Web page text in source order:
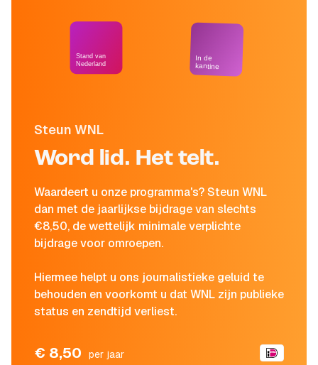
Steun WNL
Word lid. Het telt.
Waardeert u onze programma's? Steun WNL
dan met de jaarlijkse bijdrage van slechts
€8,50, de wettelijk minimale verplichte
bijdrage voor omroepen.
Hiermee helpt u ons journalistieke geluid te
behouden en voorkomt u dat WNL zijn publieke
status en zendtijd verliest.
€ 8,50 per jaar
Stand van
Nederland
In de
kantine